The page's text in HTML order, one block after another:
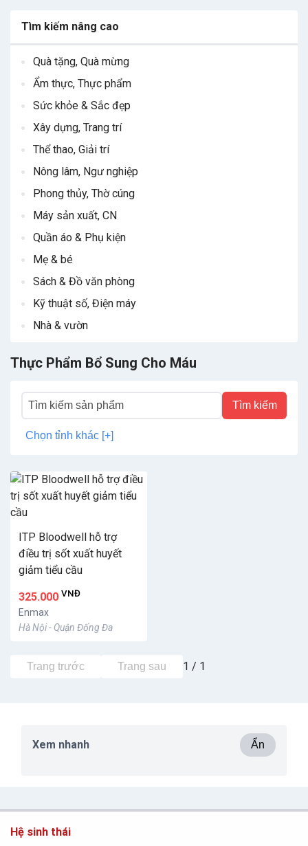
Thực Phẩm Bổ Sung Cho Máu
Tìm kiếm
Chọn tỉnh khác [+]
ITP Bloodwell hỗ trợ
điều trị sốt xuất huyết
giảm tiểu cầu
325.000 VNĐ
Enmax
Hà Nội - Quận Đống Đa
Trang trước Trang sau 1 / 1
Tìm kiếm nâng cao
Quà tặng, Quà mừng
Ẩm thực, Thực phẩm
Sức khỏe & Sắc đẹp
Xây dựng, Trang trí
Thể thao, Giải trí
Nông lâm, Ngư nghiệp
Phong thủy, Thờ cúng
Máy sản xuất, CN
Quần áo & Phụ kiện
Mẹ & bé
Sách & Đồ văn phòng
Kỹ thuật số, Điện máy
Nhà & vườn
Xem nhanh Ẩn
Hệ sinh thái